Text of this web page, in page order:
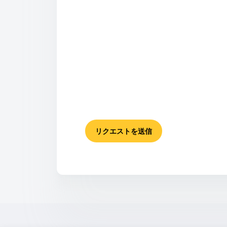
リクエストを送信